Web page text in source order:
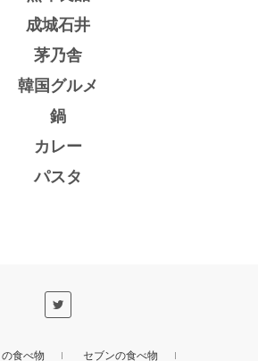
成城石井
茅乃舎
韓国グルメ
鍋
カレー
パスタ
食べ物 セブンの食べ物